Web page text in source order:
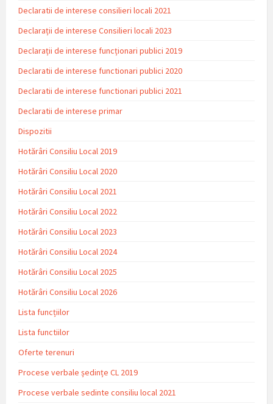
Declaratii de interese consilieri locali 2021
Declarații de interese Consilieri locali 2023
Declarații de interese funcționari publici 2019
Declaratii de interese functionari publici 2020
Declaratii de interese functionari publici 2021
Declaratii de interese primar
Dispozitii
Hotărâri Consiliu Local 2019
Hotărâri Consiliu Local 2020
Hotărâri Consiliu Local 2021
Hotărâri Consiliu Local 2022
Hotărâri Consiliu Local 2023
Hotărâri Consiliu Local 2024
Hotărâri Consiliu Local 2025
Hotărâri Consiliu Local 2026
Lista funcțiilor
Lista functiilor
Oferte terenuri
Procese verbale ședințe CL 2019
Procese verbale sedinte consiliu local 2021